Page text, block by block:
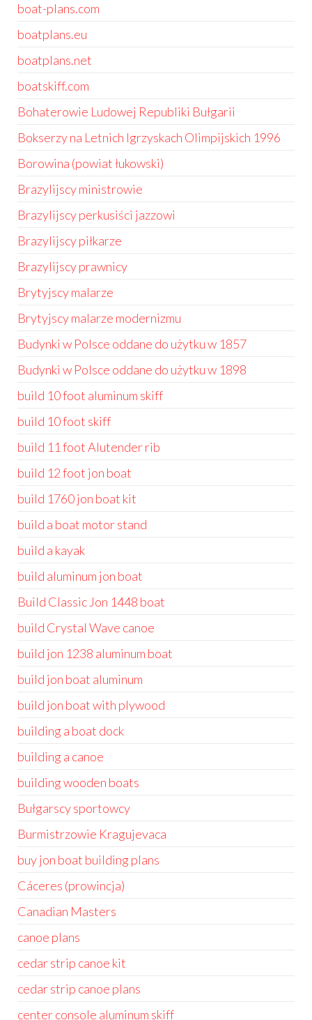
boat-plans.com
boatplans.eu
boatplans.net
boatskiff.com
Bohaterowie Ludowej Republiki Bułgarii
Bokserzy na Letnich Igrzyskach Olimpijskich 1996
Borowina (powiat łukowski)
Brazylijscy ministrowie
Brazylijscy perkusiści jazzowi
Brazylijscy piłkarze
Brazylijscy prawnicy
Brytyjscy malarze
Brytyjscy malarze modernizmu
Budynki w Polsce oddane do użytku w 1857
Budynki w Polsce oddane do użytku w 1898
build 10 foot aluminum skiff
build 10 foot skiff
build 11 foot Alutender rib
build 12 foot jon boat
build 1760 jon boat kit
build a boat motor stand
build a kayak
build aluminum jon boat
Build Classic Jon 1448 boat
build Crystal Wave canoe
build jon 1238 aluminum boat
build jon boat aluminum
build jon boat with plywood
building a boat dock
building a canoe
building wooden boats
Bułgarscy sportowcy
Burmistrzowie Kragujevaca
buy jon boat building plans
Cáceres (prowincja)
Canadian Masters
canoe plans
cedar strip canoe kit
cedar strip canoe plans
center console aluminum skiff